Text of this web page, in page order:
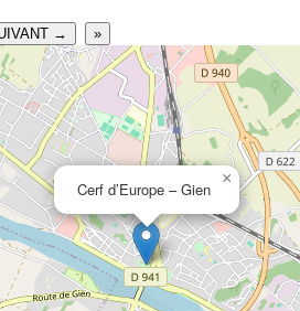
→ »
Cerf d’Europe – Gien
×